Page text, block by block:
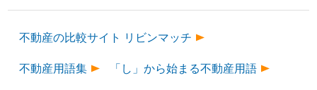
不動産の比較サイト リビンマッチ
不動産用語集
「し」から始まる不動産用語